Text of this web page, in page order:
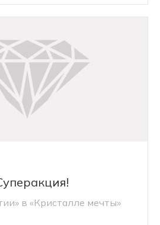
в «Кристалле мечты»